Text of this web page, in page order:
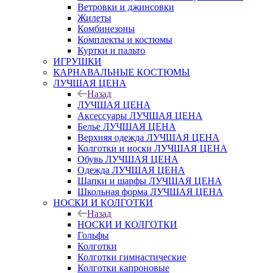
Ветровки и джинсовки
Жилеты
Комбинезоны
Комплекты и костюмы
Куртки и пальто
ИГРУШКИ
КАРНАВАЛЬНЫЕ КОСТЮМЫ
ЛУЧШАЯ ЦЕНА
Назад
ЛУЧШАЯ ЦЕНА
Аксессуары ЛУЧШАЯ ЦЕНА
Белье ЛУЧШАЯ ЦЕНА
Верхняя одежда ЛУЧШАЯ ЦЕНА
Колготки и носки ЛУЧШАЯ ЦЕНА
Обувь ЛУЧШАЯ ЦЕНА
Одежда ЛУЧШАЯ ЦЕНА
Шапки и шарфы ЛУЧШАЯ ЦЕНА
Школьная форма ЛУЧШАЯ ЦЕНА
НОСКИ И КОЛГОТКИ
Назад
НОСКИ И КОЛГОТКИ
Гольфы
Колготки
Колготки гимнастические
Колготки капроновые